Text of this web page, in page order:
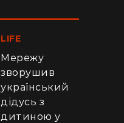
LIFE
Мережу
зворушив
український
дідусь з
дитиною у